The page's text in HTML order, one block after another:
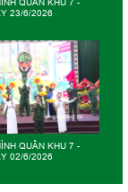
TRUYỀN HÌNH QUÂN
TRUYỀN HÌNH QUÂN